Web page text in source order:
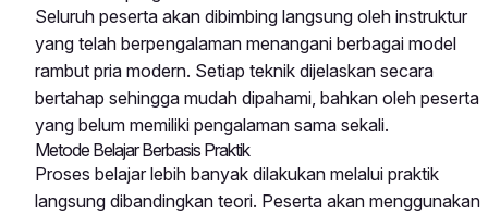
Seluruh peserta akan dibimbing langsung oleh instruktur
yang telah berpengalaman menangani berbagai model
rambut pria modern. Setiap teknik dijelaskan secara
bertahap sehingga mudah dipahami, bahkan oleh peserta
yang belum memiliki pengalaman sama sekali.
Metode Belajar Berbasis Praktik
Proses belajar lebih banyak dilakukan melalui praktik
langsung dibandingkan teori. Peserta akan menggunakan